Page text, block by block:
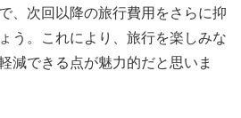
、次回以降の旅行費用をさらに抑
う。これにより、旅行を楽しみな
減できる点が魅力的だと思いま